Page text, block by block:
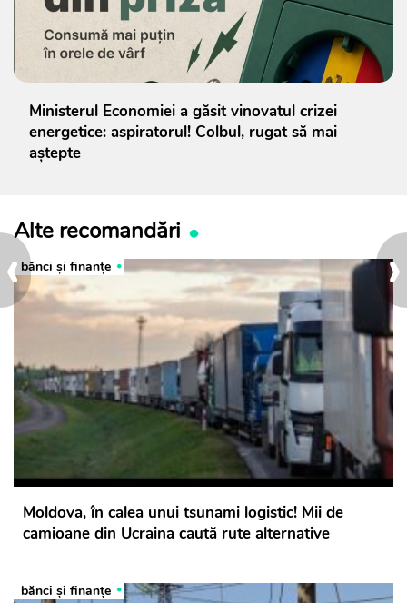
›
‹
Ministerul Economiei a găsit vinovatul crizei
energetice: aspiratorul! Colbul, rugat să mai
aștepte
Alte recomandări
bănci şi finanţe
Moldova, în calea unui tsunami logistic! Mii de
camioane din Ucraina caută rute alternative
bănci şi finanţe